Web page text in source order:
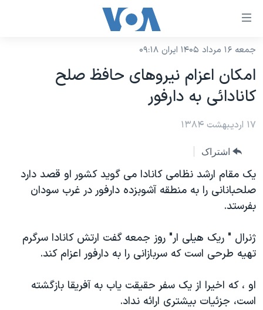
لینکهای
دسترسی
جهش
به
محتوای
اصلی
جهش
صفحه
اصلی
جهش
به
جستجو
نسخه سبک وب‌سایت
موضوع ها
ایران
آمریکا
جهان
ورزشی
گزیده‌ها
ویژه برنامه‌ها
ویدیوها
حقوق شهروندی
برنامه های تلویزیونی
جدول برنامه ها
صفحه‌های ویژه
جام جهانی ۲۰۲۶
عملیات خشم حماسی
۲۵۰سالگی آمریکا
بایگانی برنامه‌های تلویزیونی
انتخابات ریاست جمهوری آمریکا ۲۰۲۴
فرکانس‌های صدای آمریکا
پخش رادیویی
یادگیری زبان انگلیسی
جمعه ۱۶ مرداد ۱۴۰۵ ایران ۰۹:۱۸
امکان اعزام نيروهای حافظ صلح
کانادائی به دارفور
۱۷ اردیبهشت ۱۳۸۴
اشتراک
يک مقام ارشد نظامی کانادا می گويد کشور او قصد دارد
صلحبانانی را به منطقه آشوبزده دارفور در غرب سودان
بفرستد.
ژنرال " ريک هيلی ار" روز جمعه گفت ارتش کانادا سرگرم
تهيه طرحی است که سربازانی را به دارفور اعزام کند.
او ، که اخيرا از يک سفر حقيقت ياب به آفريقا بازگشته
است، جزئيات بيشتری ارائه نداد.